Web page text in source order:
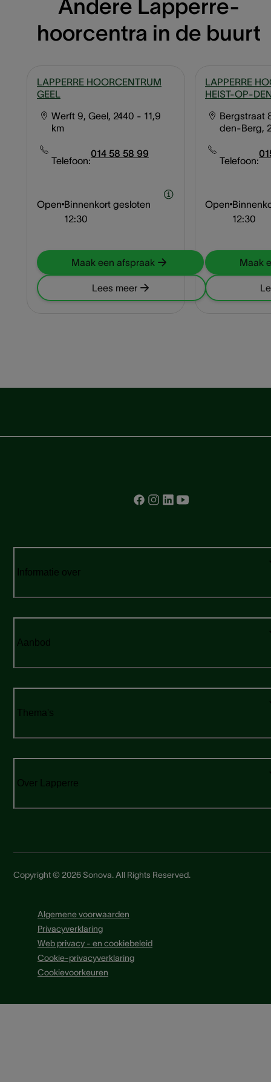
Andere Lapperre-
hoorcentra in de buurt
LAPPERRE HOORCENTRUM
GEEL
Werft 9, Geel, 2440 - 11,9
km
Telefoon:
014 58 58 99
Open Binnenkort gesloten
12:30
Maak een afspraak
Lees meer
LAPPERRE
HEIST-OP-
Bergstraat
den-Berg,
Telefoon:
Open
12:30
Maak
Informatie over
Aanbod
Thema's
Over Lapperre
Copyright © 2026 Sonova. All Rights Reserved.
Algemene voorwaarden
Privacyverklaring
Web privacy - en cookiebeleid
Cookie-privacyverklaring
Cookievoorkeuren